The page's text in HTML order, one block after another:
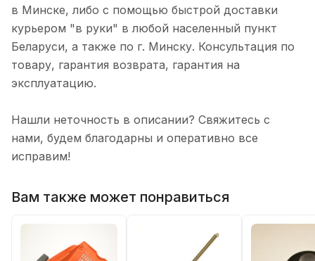
в Минске, либо с помощью быстрой доставки
курьером "в руки" в любой населенный пункт
Беларуси, а также по г. Минску. Консультация по
товару, гарантия возврата, гарантия на
эксплуатацию.
Нашли неточность в описании? Свяжитесь с
нами, будем благодарны и оперативно все
исправим!
Вам также может понравиться